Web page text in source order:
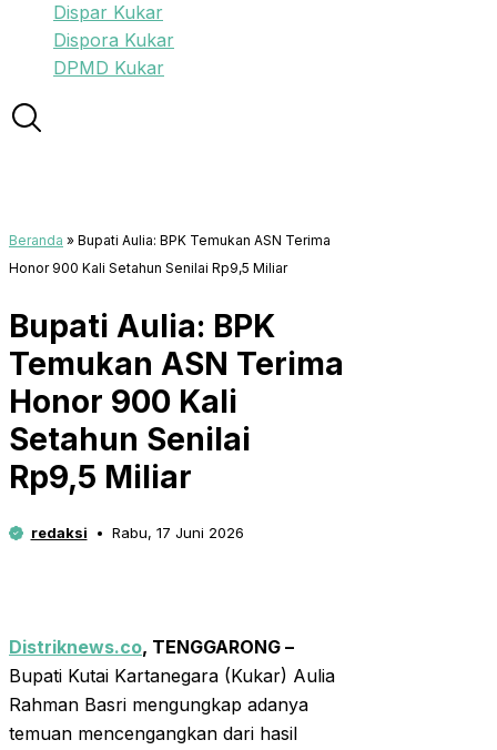
Dispar Kukar
Dispora Kukar
DPMD Kukar
Beranda » Bupati Aulia: BPK Temukan ASN Terima
Honor 900 Kali Setahun Senilai Rp9,5 Miliar
Bupati Aulia: BPK
Temukan ASN Terima
Honor 900 Kali
Setahun Senilai
Rp9,5 Miliar
redaksi Rabu, 17 Juni 2026
Distriknews.co, TENGGARONG –
Bupati Kutai Kartanegara (Kukar) Aulia
Rahman Basri mengungkap adanya
temuan mencengangkan dari hasil